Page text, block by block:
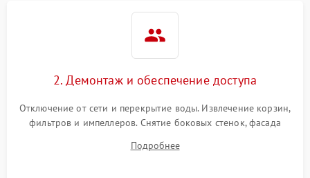
2. Демонтаж и обеспечение доступа
Отключение от сети и перекрытие воды. Извлечение корзин,
фильтров и импеллеров. Снятие боковых стенок, фасада
циркуляционному насосу, ТЭНу и сливной помпе.
Подробнее